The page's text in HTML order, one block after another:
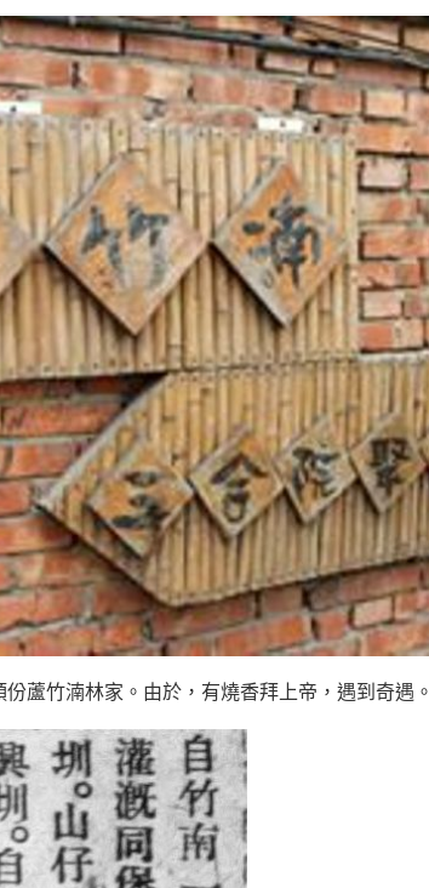
蘆竹湳林家。由於，有燒香拜上帝，遇到奇遇。